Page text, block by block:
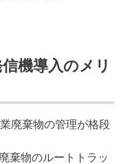
機導入のメリ
廃棄物の管理が格段
棄物のルートトラッ